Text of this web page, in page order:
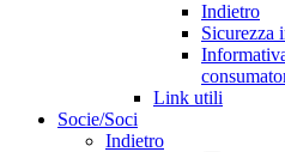
Indietro
Sicurezza
Link utili
Socie/Soci
Indietro